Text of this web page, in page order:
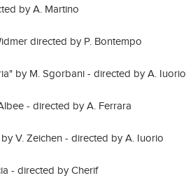
by A. Martino
directed by P. Bontempo
by M. Sgorbani - directed by A. Iuorio
- directed by A. Ferrara
by V. Zeichen - directed by A. Iuorio
- directed by Cherif